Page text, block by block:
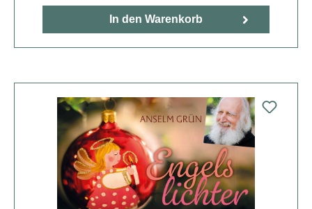
In den Warenkorb